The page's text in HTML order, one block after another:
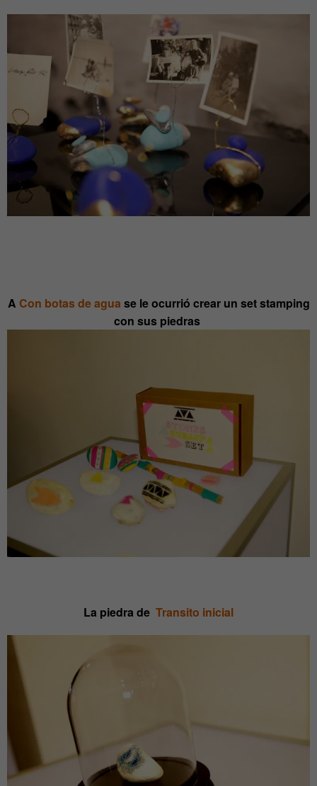
A Con botas de agua se le ocurrió crear un set stamping
con sus piedras
La piedra de Transito inicial